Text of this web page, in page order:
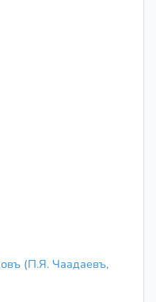
(П.Я. Чаадаевъ,